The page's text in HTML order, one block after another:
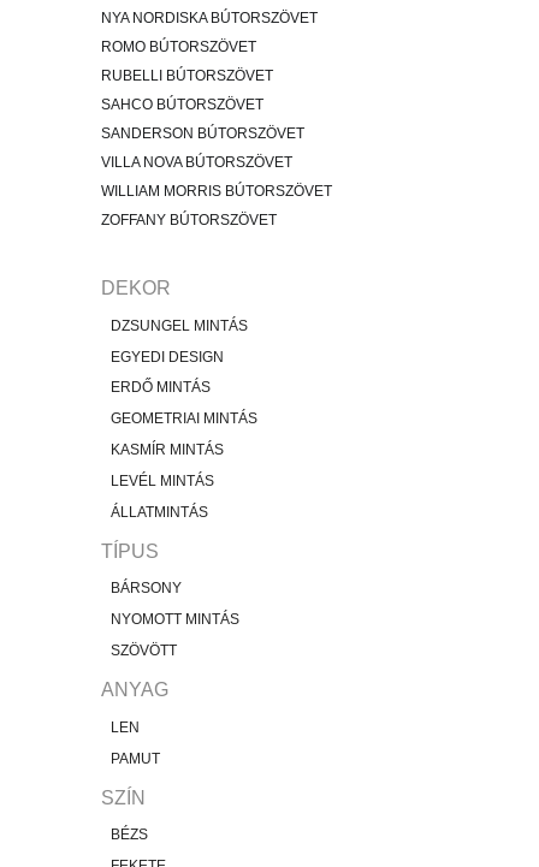
NYA NORDISKA BÚTORSZÖVET
ROMO BÚTORSZÖVET
RUBELLI BÚTORSZÖVET
SAHCO BÚTORSZÖVET
SANDERSON BÚTORSZÖVET
VILLA NOVA BÚTORSZÖVET
WILLIAM MORRIS BÚTORSZÖVET
ZOFFANY BÚTORSZÖVET
DEKOR
DZSUNGEL MINTÁS
EGYEDI DESIGN
ERDŐ MINTÁS
GEOMETRIAI MINTÁS
KASMÍR MINTÁS
LEVÉL MINTÁS
ÁLLATMINTÁS
TÍPUS
BÁRSONY
NYOMOTT MINTÁS
SZÖVÖTT
ANYAG
LEN
PAMUT
SZÍN
BÉZS